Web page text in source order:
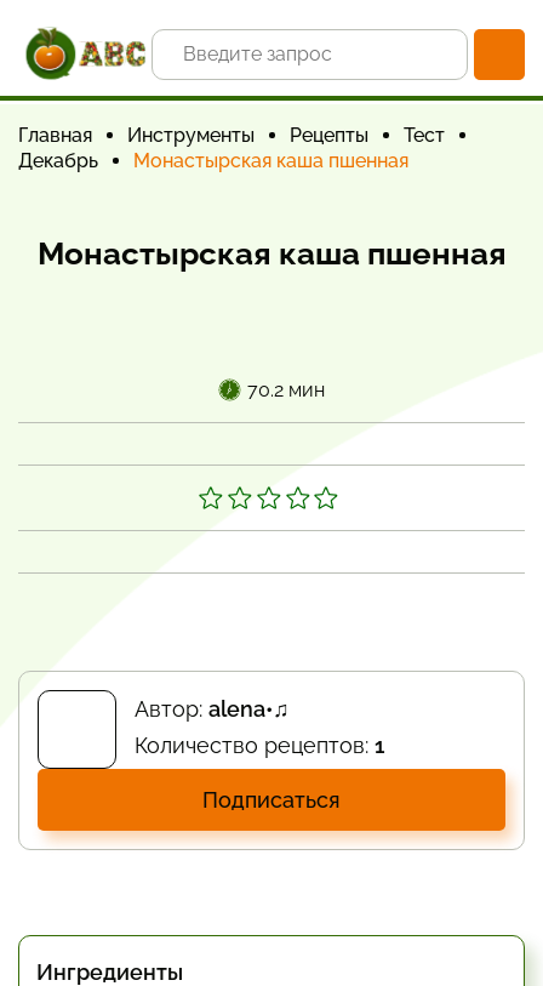
Главная Инструменты Рецепты
Тест
Декабрь
Монастырская каша пшенная
Монастырская каша пшенная
70.2 мин
Автор: alena•♫
Количество рецептов: 1
Подписаться
Ингредиенты